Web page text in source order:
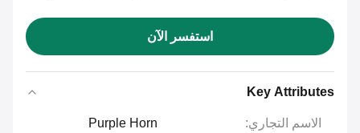
استفسر الآن
Key Attributes
الاسم التجاري: Purple Horn